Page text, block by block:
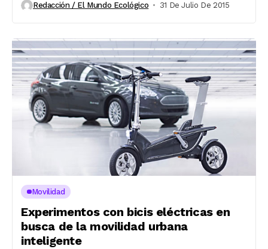
Redacción / El Mundo Ecológico 31 De Julio De 2015
Movilidad
Experimentos con bicis eléctricas en
busca de la movilidad urbana
inteligente